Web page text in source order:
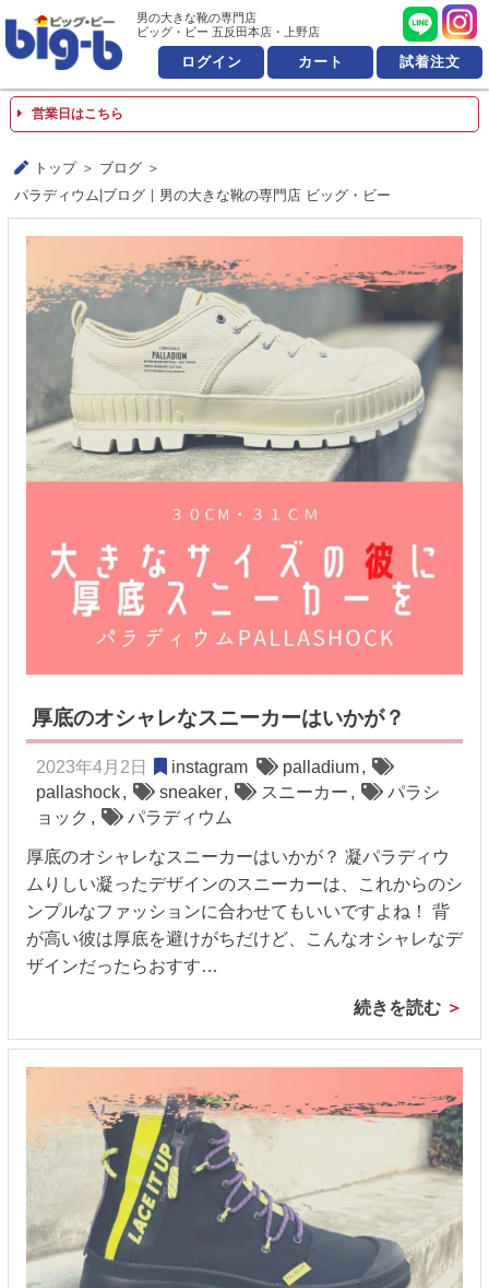
男の大きな靴の専門店 ビッ
男の大きな靴の専門店
ビッグ・ビー 五反田本店・上野店
ログイン カート 試着注文
営業日はこちら
トップ
ブログ
パラディウム|ブログ｜男の大きな靴の専門店 ビッグ・ビー
厚底のオシャレなスニーカーはいかが？
2023年4月2日 instagram palladium,
pallashock, sneaker, スニーカー ,
パラシ
ョック , パラディウム
厚底のオシャレなスニーカーはいかが？ 凝パラディウ
ムりしい凝ったデザインのスニーカーは、これからのシ
ンプルなファッションに合わせてもいいですよね！ 背
が高い彼は厚底を避けがちだけど、こんなオシャレなデ
ザインだったらおすす…
続きを読む